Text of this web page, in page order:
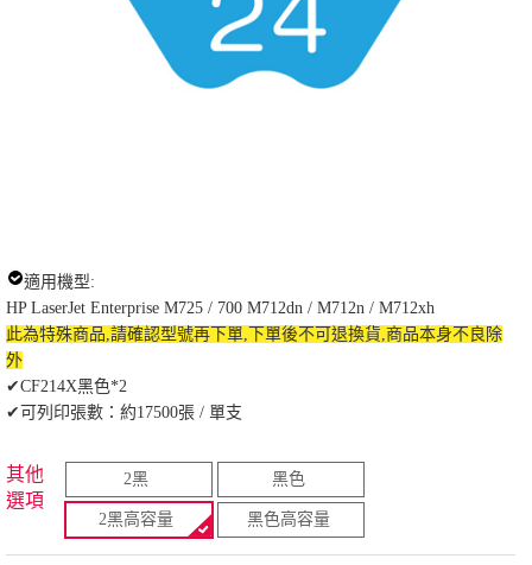
適用機型:
HP LaserJet Enterprise M725 / 700 M712dn / M712n / M712xh
此為特殊商品,請確認型號再下單,下單後不可退換貨,商品本身不良除
外
✔CF214X黑色*2
✔可列印張數：約17500張 / 單支
其他
選項
2黑 黑色
2黑高容量 黑色高容量